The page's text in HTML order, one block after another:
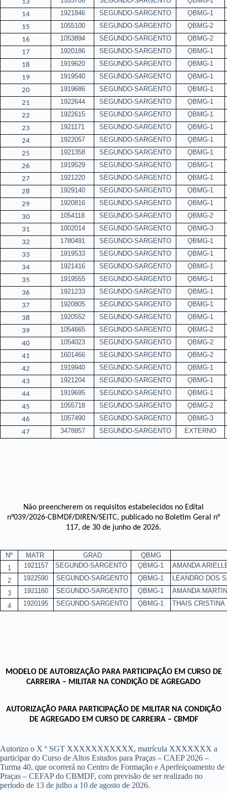
13
14
1921846 SEGUNDO-SARGENTO
ǪBMG-1
15
1055100 SEGUNDO-SARGENTO
ǪBMG-2
16
1053894 SEGUNDO-SARGENTO
ǪBMG-2
17
1920186 SEGUNDO-SARGENTO
ǪBMG-1
18
1919620 SEGUNDO-SARGENTO
ǪBMG-1
19
1919540 SEGUNDO-SARGENTO
ǪBMG-1
20
1919686 SEGUNDO-SARGENTO
ǪBMG-1
21
1922644 SEGUNDO-SARGENTO
ǪBMG-1
22
1922615 SEGUNDO-SARGENTO
ǪBMG-1
23
1921171 SEGUNDO-SARGENTO
ǪBMG-1
24
1922057 SEGUNDO-SARGENTO
ǪBMG-1
25
1921358 SEGUNDO-SARGENTO
ǪBMG-1
26
1919529 SEGUNDO-SARGENTO
ǪBMG-1
27
1921220 SEGUNDO-SARGENTO
ǪBMG-1
28
1929140 SEGUNDO-SARGENTO
ǪBMG-1
29
1920816 SEGUNDO-SARGENTO
ǪBMG-1
30
1054118 SEGUNDO-SARGENTO
ǪBMG-2
31
1002014 SEGUNDO-SARGENTO
ǪBMG-3
32
1780491 SEGUNDO-SARGENTO
ǪBMG-1
33
1919533 SEGUNDO-SARGENTO
ǪBMG-1
34
1921416 SEGUNDO-SARGENTO
ǪBMG-1
35
1919555 SEGUNDO-SARGENTO
ǪBMG-1
36
1921233 SEGUNDO-SARGENTO
ǪBMG-1
37
1920805 SEGUNDO-SARGENTO
ǪBMG-1
38
1920552 SEGUNDO-SARGENTO
ǪBMG-1
39
1054665 SEGUNDO-SARGENTO
ǪBMG-2
40
1054023 SEGUNDO-SARGENTO
ǪBMG-2
41
1601466 SEGUNDO-SARGENTO
ǪBMG-2
42
1919940 SEGUNDO-SARGENTO
ǪBMG-1
43
1921204 SEGUNDO-SARGENTO
ǪBMG-1
44
1919695 SEGUNDO-SARGENTO
ǪBMG-1
45
1055718 SEGUNDO-SARGENTO
ǪBMG-2
46
1057490 SEGUNDO-SARGENTO
ǪBMG-3
47
3478857 SEGUNDO-SARGENTO EXTERNO
Não preencherem os requisitos estabelecidos no Edital
n°039/2026-CBMDF/DIREN/SEITC, publicado no Boletim Geral n°
117, de 30 de junho de 2026.
Nº MATR. GRAD
QBMG
1
1921157 SEGUNDO-SARGENTO ǪBMG-1
AMANDA
2
1922590 SEGUNDO-SARGENTO ǪBMG-1
LEANDRO DOS
3
1921160 SEGUNDO-SARGENTO ǪBMG-1
AMANDA
4
1920195 SEGUNDO-SARGENTO ǪBMG-1 THAIS
MODELO DE AUTORIZAÇÃO PARA PARTICIPAÇÃO EM CURSO DE
CARREIRA – MILITAR NA CONDIÇÃO DE AGREGADO
AUTORIZAÇÃO PARA PARTICIPAÇÃODE MILITAR NA CONDIÇÃO
DE AGREGADO EM CURSO DE CARREIRA – CBMDF
Autorizo o X º SGT XXXXXXXXXXX, matrícula XXXXXXX a
participar do Curso de Altos Estudos para Praças – CAEP 2026 –
Turma 40, que ocorrerá no Centro de Formação e Aperfeiçoamento de
Praças – CEFAP do CBMDF, com previsão de ser realizado no
período de 13 de julho a 10 de agosto de 2026.